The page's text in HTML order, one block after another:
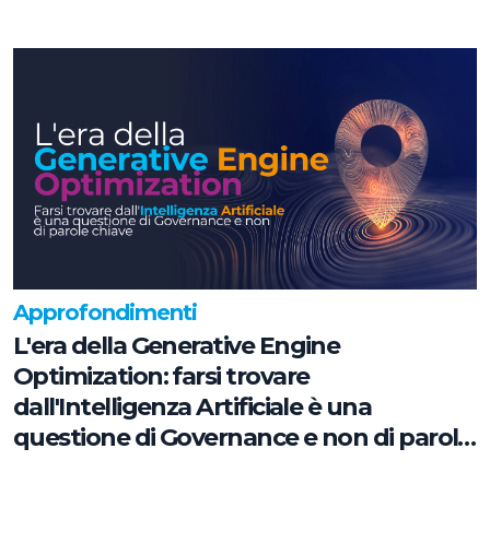
Approfondimenti
L'era della Generative Engine
Optimization: farsi trovare
dall'Intelligenza Artificiale è una
questione di Governance e non di parole